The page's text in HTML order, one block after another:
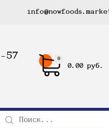
57 0
0.00 руб.